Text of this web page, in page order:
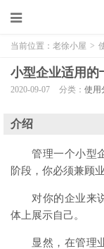
当前位置： 老徐小屋 >
小型企业适用的
2020-09-07 分类： 使用
介绍
管理一个小型
阶段，你必须兼顾
对你的企业来
体上展示自己。
显然，在管理